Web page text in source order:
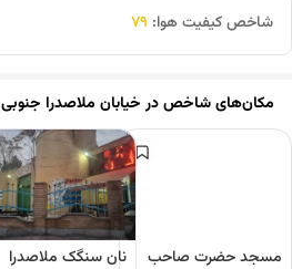
شاخص کیفیت هوا: 79
مکان‌های شاخص درخیابان ملاصدرا جنوبی
مسجد حضرت صاحب
نان سنگک ملاصدرا